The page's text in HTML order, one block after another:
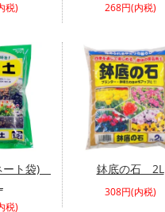
税) 268円(内税)
ート袋)
税)
鉢底の石 2L
308円(内税)